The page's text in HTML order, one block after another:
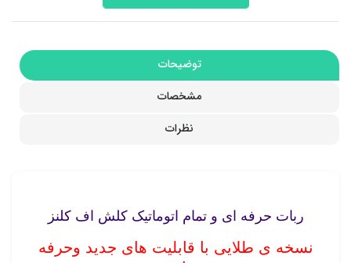
توضیحات
مشخصات
نظرات
ربات حرفه ای و تمام اتوماتیک کلش اف کلنز
نسخه ی طلایی با قابلیت های جدید وحرفه